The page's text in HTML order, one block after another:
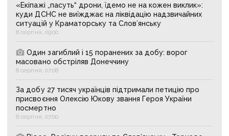
«Екіпажі „пасуть“ дрони, їдемо не на кожен виклик»:
куди ДСНС не виїжджає на ліквідацію надзвичайних
ситуацій у Краматорську та Слов’янську
8 серпня, 09:00
Один загиблий і 15 поранених за добу: ворог
масовано обстріляв Донеччину
8 серпня, 07:08
За добу 27 тисяч українців підтримали петицію про
присвоєння Олексію Юкову звання Героя України
посмертно
8 серпня, 07:00